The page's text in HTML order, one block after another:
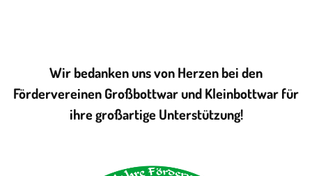
Wir bedanken uns von Herzen bei den
Fördervereinen Großbottwar und Kleinbottwar für
ihre großartige Unterstützung!